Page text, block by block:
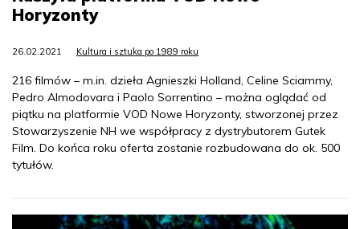
Horyzonty
26.02.2021 Kultura i sztuka po 1989 roku
216 filmów – m.in. dzieła Agnieszki Holland, Celine Sciammy,
Pedro Almodovara i Paolo Sorrentino – można oglądać od
piątku na platformie VOD Nowe Horyzonty, stworzonej przez
Stowarzyszenie NH we współpracy z dystrybutorem Gutek
Film. Do końca roku oferta zostanie rozbudowana do ok. 500
tytułów.